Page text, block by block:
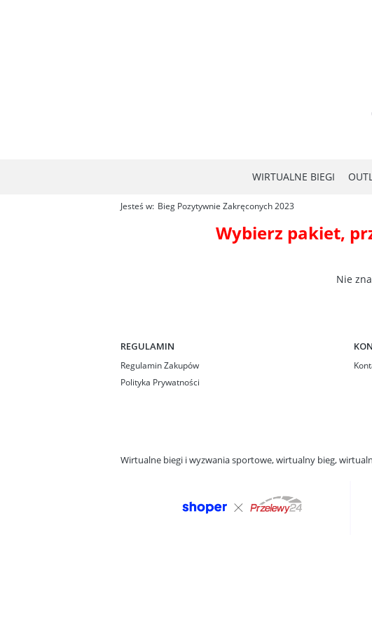
WIRTUALNE BIEGI
Jesteś w: Bieg Pozytywnie Zakręconych 2023
Wybierz pakiet,
Nie
REGULAMIN
Regulamin Zakupów
Polityka Prywatności
Wirtualne biegi i wyzwania sportowe, wirtualny bieg,